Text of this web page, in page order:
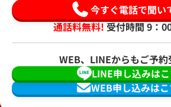
今すぐ電話で聞い
通話料無料!受付時間 9：
WEB、LINEからもご予約
WEB申し込みは
LINE申し込みは